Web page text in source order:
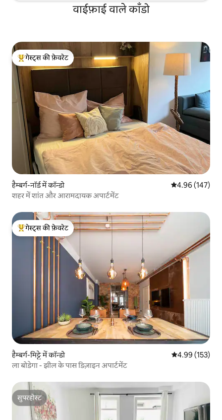
वाईफ़ाई वाले काँडो
गेस्ट्स का टॉप फ़ेवरेट
गेस्ट्स की फ़ेवरेट
हैम्बर्ग-नॉर्ड में कॉन्डो औसत रेटिंग 5 में से
4.96 (147)
शहर में शांत और आरामदायक अपार्टमेंट
गेस्ट्स का टॉप फ़ेवरेट
गेस्ट्स की फ़ेवरेट
हैम्बर्ग-मिट्टे में कॉन्डो औसत रेटिंग 5 में से
4.99 (153)
ला बोडेगा - झील के पास डिज़ाइन अपार्टमेंट
सुपरहोस्ट
सुपरहोस्ट